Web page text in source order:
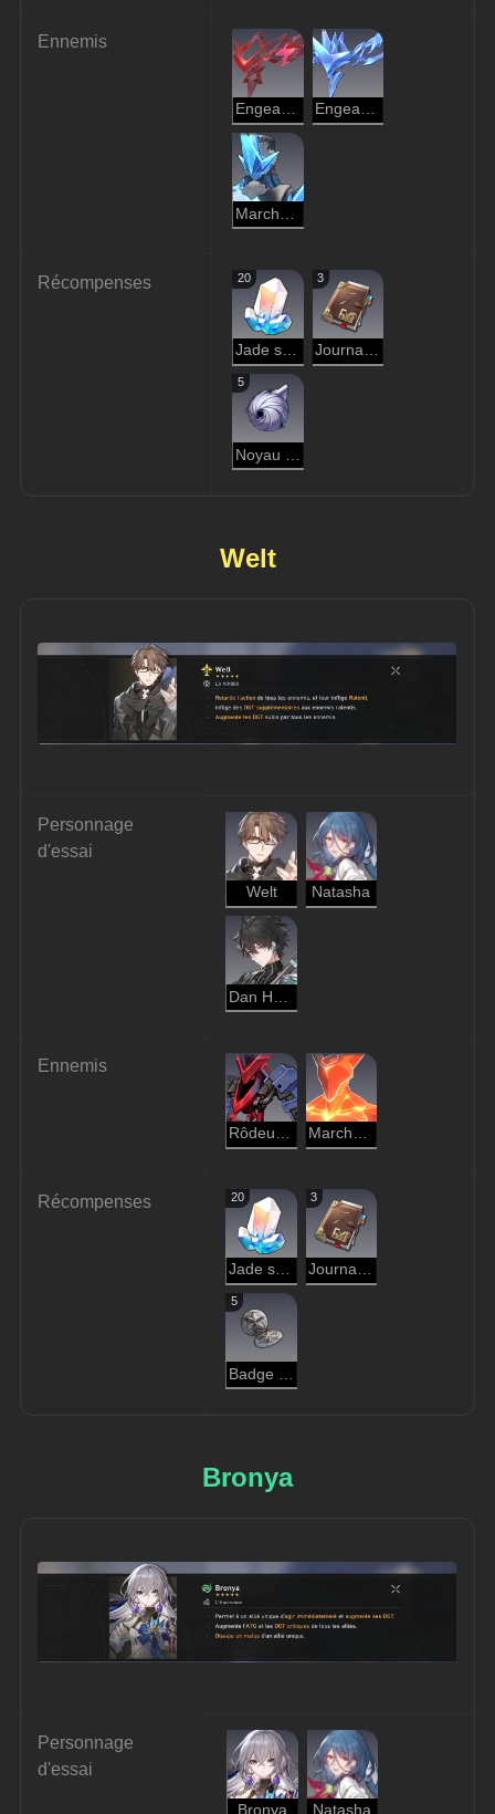
Ennemis
Engeance de flammes Engeance de givre
Récompenses 20
Jade stellaire
3
Journal d'aventure
5
Welt
Personnage
d'essai
Welt Natasha
Ennemis
Rôdeur brûlant Marcheur de l'ombre de l'Incinération
Récompenses 20
Jade stellaire
3
Journal d'aventure
5
Bronya
Personnage
d'essai
Bronya Natasha